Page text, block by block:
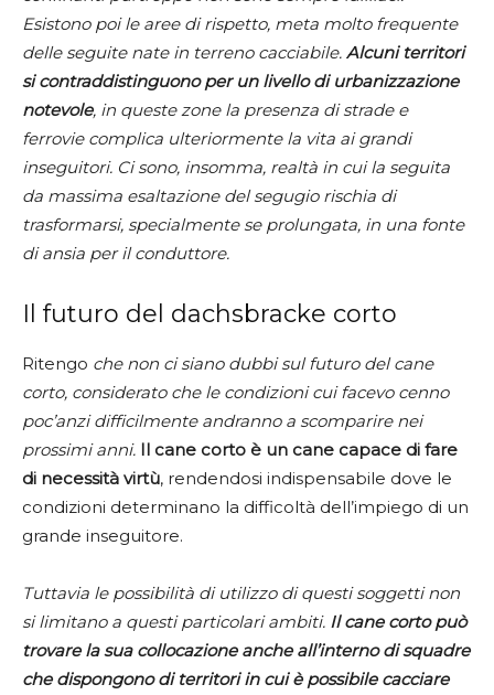
Esistono poi le aree di rispetto, meta molto frequente
delle seguite nate in terreno cacciabile. Alcuni territori
si contraddistinguono per un livello di urbanizzazione
notevole, in queste zone la presenza di strade e
ferrovie complica ulteriormente la vita ai grandi
inseguitori. Ci sono, insomma, realtà in cui la seguita
da massima esaltazione del segugio rischia di
trasformarsi, specialmente se prolungata, in una fonte
di ansia per il conduttore.
Il futuro del dachsbracke corto
Ritengo che non ci siano dubbi sul futuro del cane
corto, considerato che le condizioni cui facevo cenno
poc’anzi difficilmente andranno a scomparire nei
prossimi anni. Il cane corto è un cane capace di fare
di necessità virtù, rendendosi indispensabile dove le
condizioni determinano la difficoltà dell’impiego di un
grande inseguitore.
Tuttavia le possibilità di utilizzo di questi soggetti non
si limitano a questi particolari ambiti. Il cane corto può
trovare la sua collocazione anche all’interno di squadre
che dispongono di territori in cui è possibile cacciare